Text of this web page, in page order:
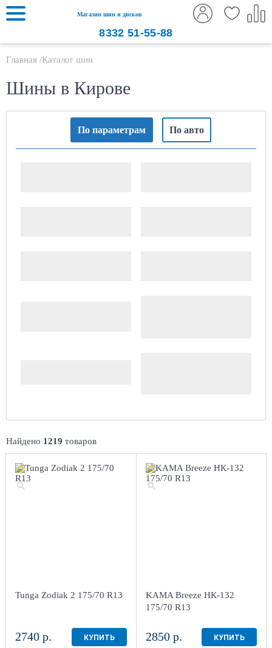
Магазин шин и дисков
8332 51-55-88
Главная Каталог шин
Шины в Кирове
По параметрам По авто
Найдено 1219 товаров
Tunga Zodiak 2 175/70 R13
2740 р. КУПИТЬ
KAMA Breeze НК-132
175/70 R13
2850 р. КУПИТЬ